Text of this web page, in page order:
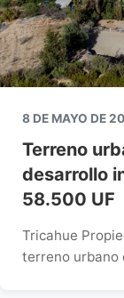
8 DE MAYO DE
Terreno
desarrollo
58.500 UF
Tricahue
terreno urbano